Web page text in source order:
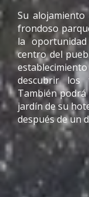
Su
frondoso
la
centro del
descubrir los
También
jardín de su
después de un